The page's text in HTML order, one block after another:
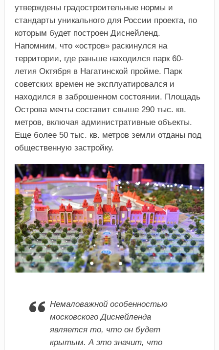
утверждены градостроительные нормы и
стандарты уникального для России проекта, по
которым будет построен Диснейленд.
Напомним, что «остров» раскинулся на
территории, где раньше находился парк 60-
летия Октября в Нагатинской пройме. Парк
советских времен не эксплуатировался и
находился в заброшенном состоянии. Площадь
Острова мечты составит свыше 290 тыс. кв.
метров, включая административные объекты.
Еще более 50 тыс. кв. метров земли отданы под
общественную застройку.
Немаловажной особенностью
московского Диснейленда
является то, что он будет
крытым. А это значит, что